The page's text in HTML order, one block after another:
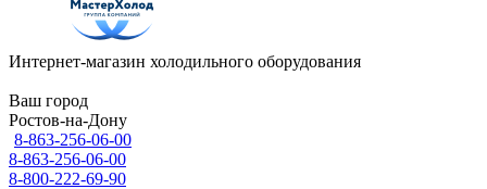
Интернет-магазин холодильного оборудования
Ваш город
Ростов-на-Дону
8-863-256-06-00
8-863-256-06-00
8-800-222-69-90